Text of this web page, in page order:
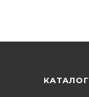
КАТАЛОГ